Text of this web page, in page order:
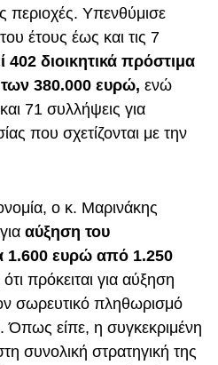
περιοχές. Υπενθύμισε
έτους έως και τις 7
402 διοικητικά πρόστιμα
380.000 ευρώ, ενώ
71 συλλήψεις για
που σχετίζονται με την
ο κ. Μαρινάκης
αύξηση του
1.600 ευρώ από 1.250
πρόκειται για αύξηση
σωρευτικό πληθωρισμό
Όπως είπε, η συγκεκριμένη
συνολική στρατηγική της